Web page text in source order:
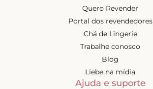
Quero Revender
Portal dos revendedores
Chá de Lingerie
Trabalhe conosco
Blog
Liebe na mídia
Ajuda e suporte